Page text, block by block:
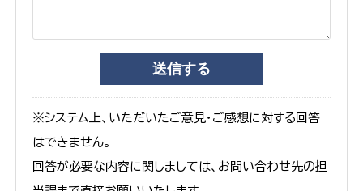
※システム上、いただいたご意見・ご感想に対する回答
はできません。
回答が必要な内容に関しましては、お問い合わせ先の担